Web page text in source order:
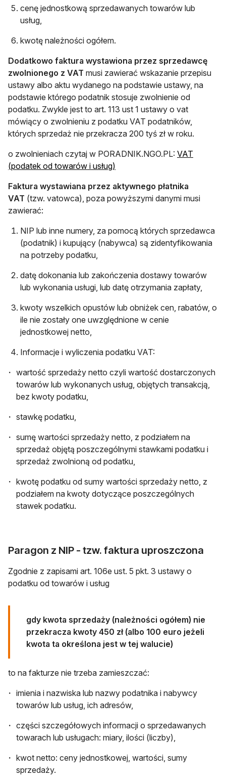
cenę jednostkową sprzedawanych towarów lub
usług,
kwotę należności ogółem.
Dodatkowo faktura wystawiona przez sprzedawcę
zwolnionego z VAT musi zawierać wskazanie przepisu
ustawy albo aktu wydanego na podstawie ustawy, na
podstawie którego podatnik stosuje zwolnienie od
podatku. Zwykle jest to art. 113 ust 1 ustawy o vat
mówiący o zwolnieniu z podatku VAT podatników,
których sprzedaż nie przekracza 200 tyś zł w roku.
o zwolnieniach czytaj w PORADNIK.NGO.PL: VAT
(podatek od towarów i usług)
Faktura wystawiana przez aktywnego płatnika
VAT (tzw. vatowca), poza powyższymi danymi musi
zawierać:
NIP lub inne numery, za pomocą których sprzedawca
(podatnik) i kupujący (nabywca) są zidentyfikowania
na potrzeby podatku,
datę dokonania lub zakończenia dostawy towarów
lub wykonania usługi, lub datę otrzymania zapłaty,
kwoty wszelkich opustów lub obniżek cen, rabatów, o
ile nie zostały one uwzględnione w cenie
jednostkowej netto,
Informacje i wyliczenia podatku VAT:
wartość sprzedaży netto czyli wartość dostarczonych
towarów lub wykonanych usług, objętych transakcją,
bez kwoty podatku,
stawkę podatku,
sumę wartości sprzedaży netto, z podziałem na
sprzedaż objętą poszczególnymi stawkami podatku i
sprzedaż zwolnioną od podatku,
kwotę podatku od sumy wartości sprzedaży netto, z
podziałem na kwoty dotyczące poszczególnych
stawek podatku.
Paragon z NIP - tzw. faktura uproszczona
Zgodnie z zapisami art. 106e ust. 5 pkt. 3 ustawy o
podatku od towarów i usług
gdy kwota sprzedaży (należności ogółem) nie
przekracza kwoty 450 zł (albo 100 euro jeżeli
kwota ta określona jest w tej walucie)
to na fakturze nie trzeba zamieszczać:
imienia i nazwiska lub nazwy podatnika i nabywcy
towarów lub usług, ich adresów,
części szczegółowych informacji o sprzedawanych
towarach lub usługach: miary, ilości (liczby),
kwot netto: ceny jednostkowej, wartości, sumy
sprzedaży.